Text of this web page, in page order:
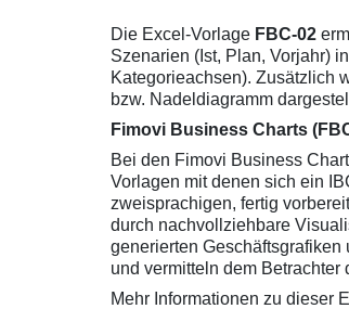
Die Excel-Vorlage FBC-02
Szenarien (Ist, Plan, Vorjahr)
Kategorieachsen). Zusätzlich
bzw. Nadeldiagramm
Fimovi Business Charts
Bei den Fimovi Business
Vorlagen mit denen sich ein
zweisprachigen, fertig
durch nachvollziehbare
generierten
und vermitteln dem
Mehr Informationen zu dieser